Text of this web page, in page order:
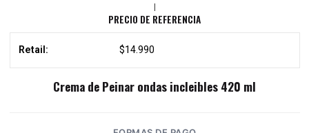
|
PRECIO DE REFERENCIA
Retail: $14.990
Crema de Peinar ondas incleibles 420 ml